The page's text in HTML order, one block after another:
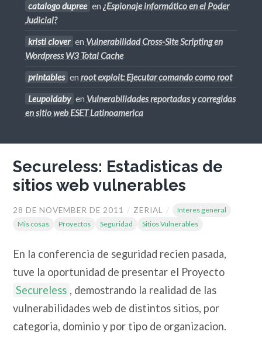
catalogo dupree en ¿Espionaje informático en el Poder
Judicial?
kristi clover en Vulnerabilidad Cross-Site Scripting en
Wordpress W3 Total Cache
printables en root exploit: Ejecutar comando como root
Leupoldaby en Vulnerabilidades reportadas y corregidas
en sitio web ESET Latinoamerica
Secureless: Estadisticas de
sitios web vulnerables
28 DE NOVEMBER DE 2011 / ZERIAL /
Interes general
Mis cosas
Proyectos Seguridad Sitios Vulnerables
En la conferencia de seguridad recien pasada,
tuve la oportunidad de presentar el Proyecto
Secureless , demostrando la realidad de las
vulnerabilidades web de distintos sitios, por
categoria, dominio y por tipo de organizacion.